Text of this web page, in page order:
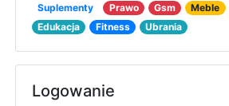
Suplementy
Prawo Gsm Meble
Edukacja
Fitness Ubrania
Logowanie